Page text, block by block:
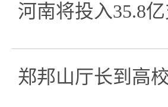
河南将投入35.8
郑邦山厅长到高